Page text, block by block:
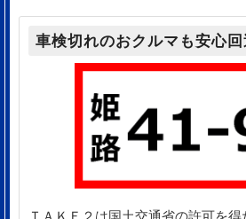
車検切れのおクルマも安心回